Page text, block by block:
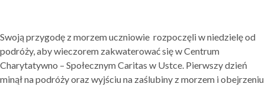
Projekty
Kontakt
Swoją przygodę z morzem uczniowie rozpoczęli w niedzielę od
podróży, aby wieczorem zakwaterować się w Centrum
Charytatywno – Społecznym Caritas w Ustce. Pierwszy dzień
minął na podróży oraz wyjściu na zaślubiny z morzem i obejrzeniu